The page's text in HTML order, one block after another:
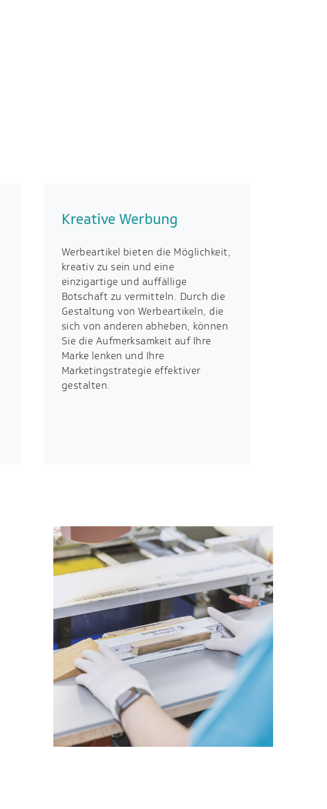
Kreative Werbung
Werbeartikel bieten die Möglichkeit,
kreativ zu sein und eine
einzigartige und auffällige
Botschaft zu vermitteln. Durch die
Gestaltung von Werbeartikeln, die
sich von anderen abheben, können
Sie die Aufmerksamkeit auf Ihre
Marke lenken und Ihre
Marketingstrategie effektiver
gestalten.